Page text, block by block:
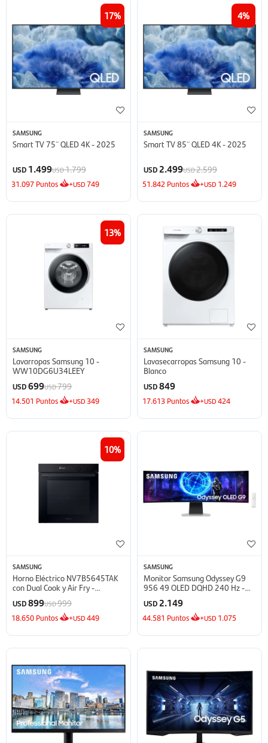
17
SAMSUNG
Smart TV 75¨ QLED 4K - 2025
USD 1.499USD1.799
31.097 Puntos +USD749
4
SAMSUNG
Smart TV 85¨ QLED 4K - 2025
USD 2.499USD2.599
51.842 Puntos +USD 1.249
13
SAMSUNG
Lavarropas Samsung 10 -
WW10DG6U34LEEY
USD699USD799
14.501 Puntos +USD 349
SAMSUNG
Lavasecarropas Samsung 10 -
Blanco
USD849
17.613 Puntos +USD424
10
SAMSUNG
Horno Eléctrico NV7B5645TAK
con Dual Cook y Air Fry -
NV7B5645TAK
USD899USD999
18.650 Puntos +USD449
SAMSUNG
Monitor Samsung Odyssey G9
956 49 OLED DQHD 240 Hz -
USD 2.149
44.581 Puntos +USD 1.075